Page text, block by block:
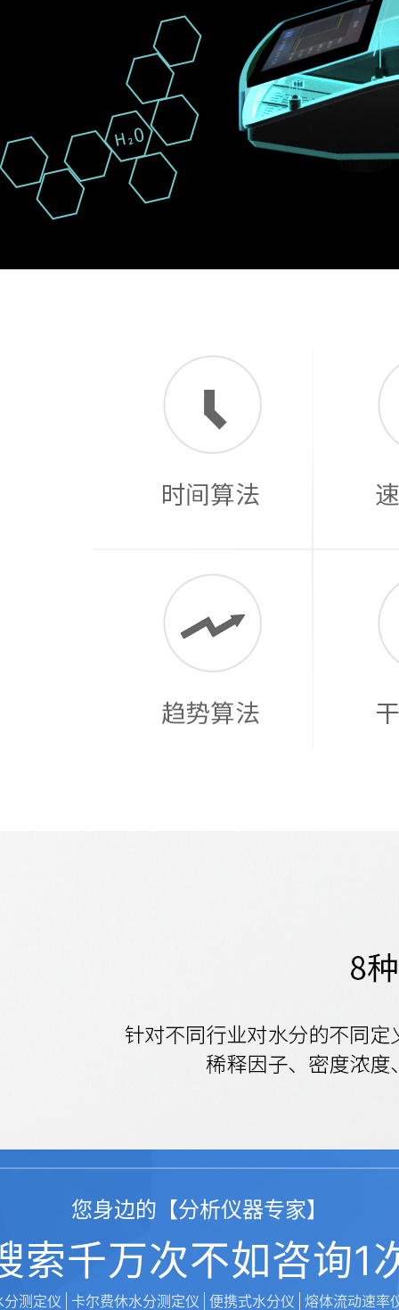
您身边的【分析仪器专家】
索千万次不如咨询1
分测定仪 卡尔费休水分测定仪 便携式水分仪 熔体流动速率